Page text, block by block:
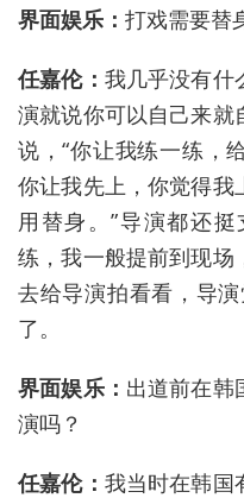
界面娱乐： 打戏需要替
任嘉伦： 我几乎没有什
演就说你可以自己来
说，“你让我练一练，
你让我先上，你觉得我
用替身。”导演都还
练，我一般提前到现场
去给导演拍看看，导
了。
界面娱乐： 出道前在韩
演吗？
任嘉伦： 我当时在韩国